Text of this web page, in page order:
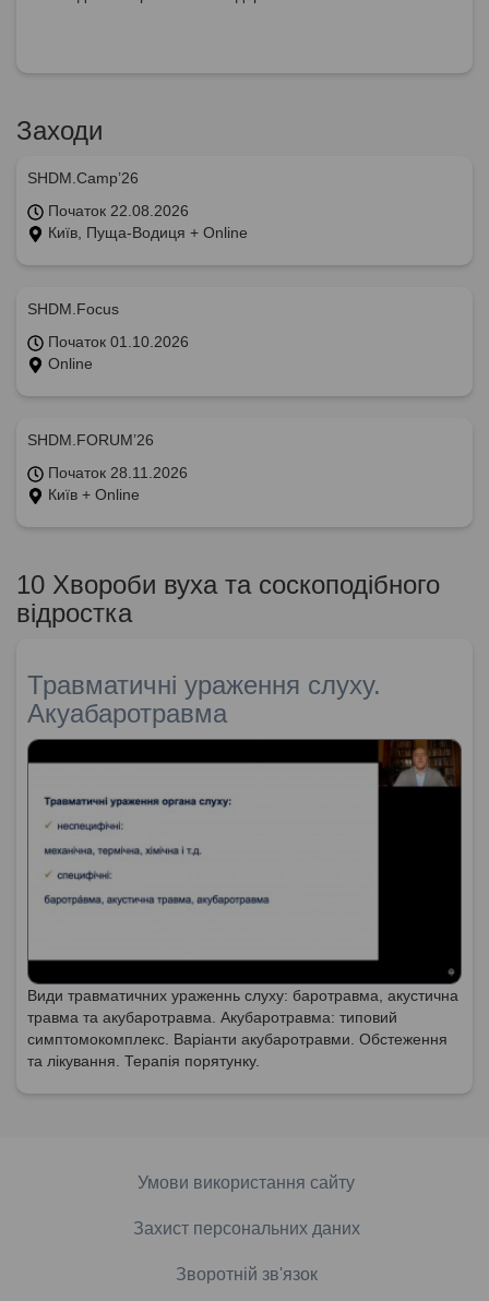
Заходи
SHDM.Camp’26
Початок 22.08.2026
Київ, Пуща-Водиця + Online
SHDM.Focus
Початок 01.10.2026
Online
SHDM.FORUM’26
Початок 28.11.2026
Київ + Online
10 Хвороби вуха та соскоподібного
відростка
Травматичні ураження слуху.
Акуабаротравма
Види травматичних ураженнь слуху: баротравма, акустична
травма та акубаротравма. Акубаротравма: типовий
симптомокомплекс. Варіанти акубаротравми. Обстеження
та лікування. Терапія порятунку.
Умови використання сайту
Захист персональних даних
Зворотній зв'язок